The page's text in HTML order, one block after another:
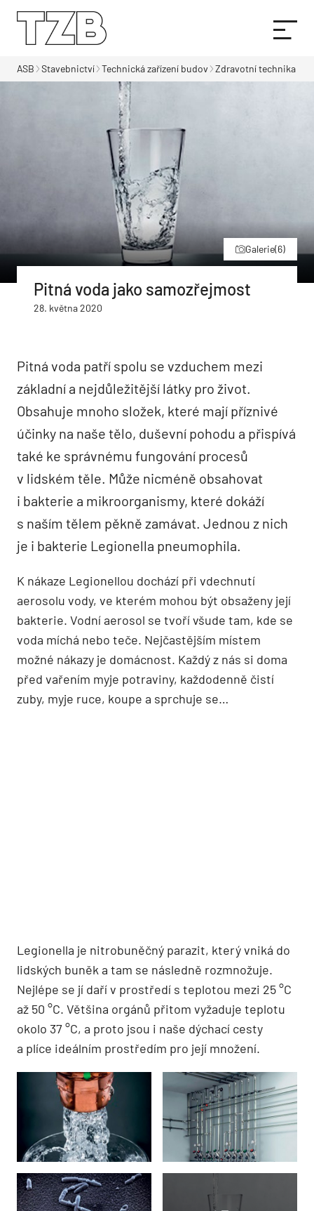
ASB Stavebnictví Technická zařízení budov Zdravotní technika
Galerie(6)
Pitná voda jako samozřejmost
28. května 2020
Pitná voda patří spolu se vzduchem mezi
základní a nejdůležitější látky pro život.
Obsahuje mnoho složek, které mají příznivé
účinky na naše tělo, duševní pohodu a přispívá
také ke správnému fungování procesů
v lidském těle. Může nicméně obsahovat
i bakterie a mikroorganismy, které dokáží
s naším tělem pěkně zamávat. Jednou z nich
je i bakterie Legionella pneumophila.
K nákaze Legionellou dochází při vdechnutí
aerosolu vody, ve kterém mohou být obsaženy její
bakterie. Vodní aerosol se tvoří všude tam, kde se
voda míchá nebo teče. Nejčastějším místem
možné nákazy je domácnost. Každý z nás si doma
před vařením myje potraviny, každodenně čistí
zuby, myje ruce, koupe a sprchuje se…
Legionella je nitrobuněčný parazit, který vniká do
lidských buněk a tam se následně rozmnožuje.
Nejlépe se jí daří v prostředí s teplotou mezi 25 °C
až 50 °C. Většina orgánů přitom vyžaduje teplotu
okolo 37 °C, a proto jsou i naše dýchací cesty
a plíce ideálním prostředím pro její množení.